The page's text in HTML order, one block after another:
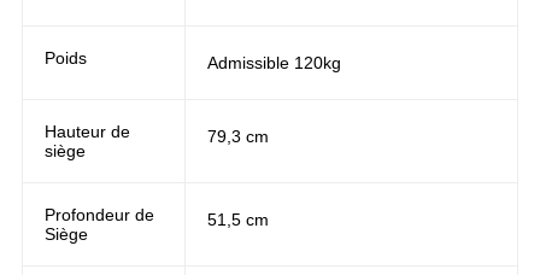
Poids Admissible 120kg
Hauteur de
siège
79,3 cm
Profondeur de
Siège
51,5 cm